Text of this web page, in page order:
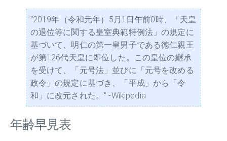
"2019年（令和元年）5月1日午前0時、「天皇
の退位等に関する皇室典範特例法」の規定に
基づいて、明仁の第一皇男子である徳仁親王
が第126代天皇に即位した。この皇位の継承
を受けて、「元号法」並びに「元号を改める
政令」の規定に基づき、「平成」から「令
和」に改元された。" -Wikipedia
年齢早見表